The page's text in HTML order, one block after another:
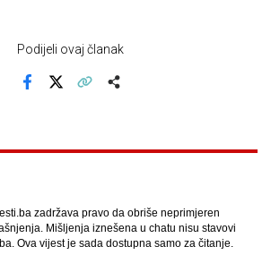
Podijeli ovaj članak
zadržava pravo da obriše neprimjeren
Mišljenja iznešena u chatu nisu stavovi
Ova vijest je sada dostupna samo za čitanje.